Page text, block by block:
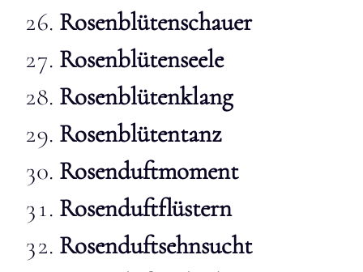
Rosenblütenschauer
Rosenblütenseele
Rosenblütenklang
Rosenblütentanz
Rosenduftmoment
Rosenduftflüstern
Rosenduftsehnsucht